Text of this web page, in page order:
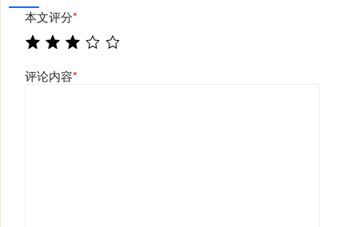
本文评分*
评论内容*